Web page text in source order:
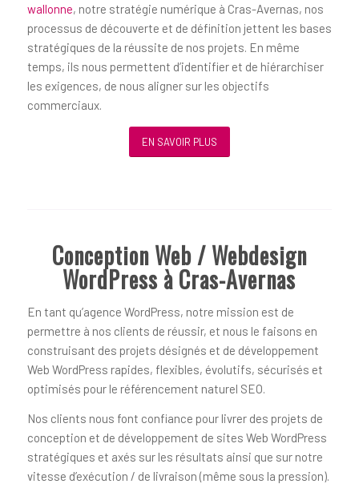
wallonne, notre stratégie numérique à Cras-Avernas, nos
processus de découverte et de définition jettent les bases
stratégiques de la réussite de nos projets. En même
temps, ils nous permettent d’identifier et de hiérarchiser
les exigences, de nous aligner sur les objectifs
commerciaux.
EN SAVOIR PLUS
Conception Web / Webdesign
WordPress à Cras-Avernas
En tant qu’agence WordPress, notre mission est de
permettre à nos clients de réussir, et nous le faisons en
construisant des projets désignés et de développement
Web WordPress rapides, flexibles, évolutifs, sécurisés et
optimisés pour le référencement naturel SEO.
Nos clients nous font confiance pour livrer des projets de
conception et de développement de sites Web WordPress
stratégiques et axés sur les résultats ainsi que sur notre
vitesse d’exécution / de livraison (même sous la pression).